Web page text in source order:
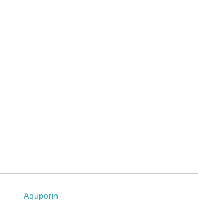
Aquporin